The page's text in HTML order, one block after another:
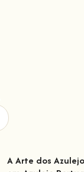
A Arte dos